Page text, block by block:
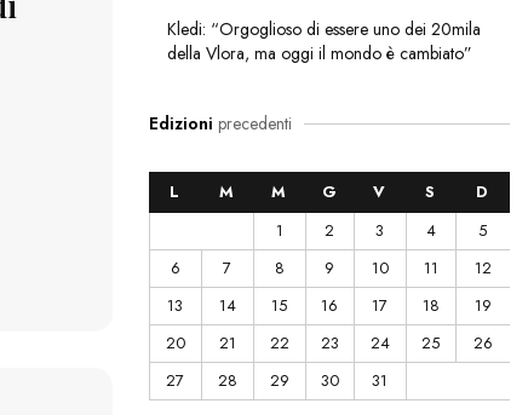
Kledi: “Orgoglioso di essere uno dei 20mila
della Vlora, ma oggi il mondo è cambiato”
Edizioni precedenti
L M M G V S
D
1
2 3 4
5
6
7 8 9 10 11
12
13
14 15 16 17 18
19
20
21 22 23 24 25
26
27
28 29 30 31